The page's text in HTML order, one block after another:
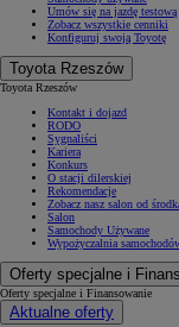
Umów się na jazdę testową
Zobacz wszystkie cenniki
Konfiguruj swoją Toyotę
Toyota Rzeszów
Toyota Rzeszów
Kontakt i dojazd
RODO
Sygnaliści
Kariera
Konkurs
O stacji dilerskiej
Rekomendacje
Zobacz nasz salon od
Salon
Samochody Używane
Wypożyczalnia
Oferty specjalne i
Oferty specjalne i Finansowanie
Aktualne oferty